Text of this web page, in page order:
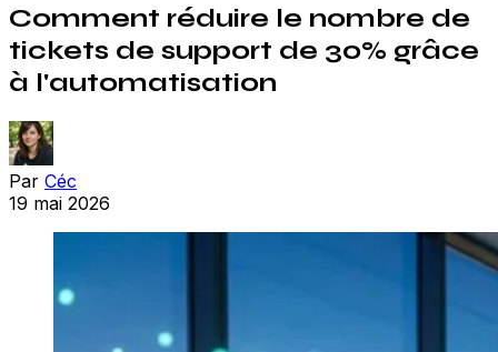
Comment réduire le nombre de
tickets de support de 30% grâce
à l'automatisation
Par Céc
19 mai 2026